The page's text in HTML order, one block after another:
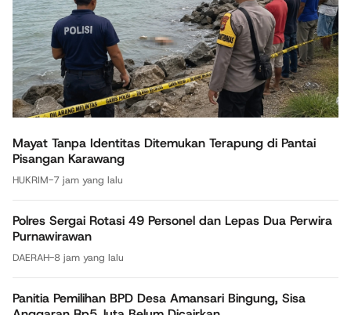
Mayat Tanpa Identitas Ditemukan Terapung di Pantai
Pisangan Karawang
HUKRIM-7 jam yang lalu
Polres Sergai Rotasi 49 Personel dan Lepas Dua Perwira
Purnawirawan
DAERAH-8 jam yang lalu
Panitia Pemilihan BPD Desa Amansari Bingung, Sisa